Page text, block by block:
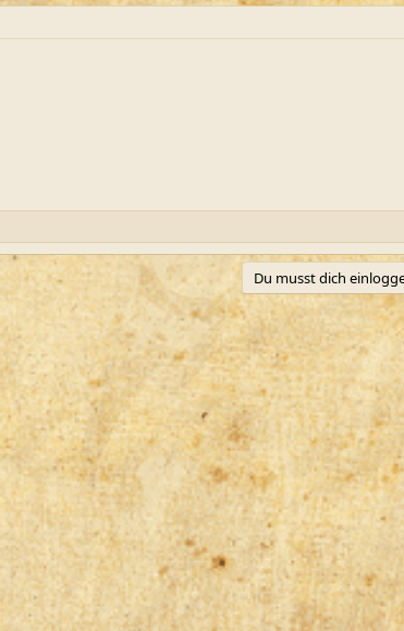
Du musst dich